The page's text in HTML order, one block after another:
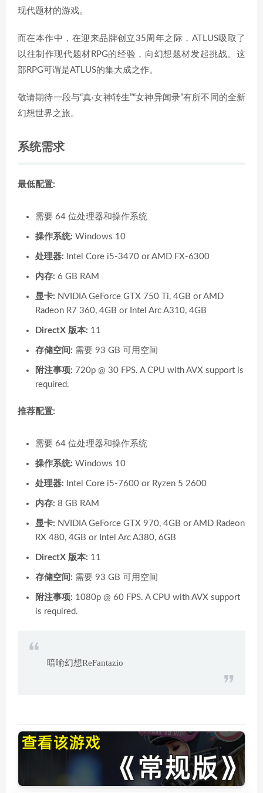
现代题材的游戏。
而在本作中，在迎来品牌创立35周年之际，ATLUS吸取了
以往制作现代题材RPG的经验，向幻想题材发起挑战。这
部RPG可谓是ATLUS的集大成之作。
敬请期待一段与“真·女神转生”“女神异闻录”有所不同的全新
幻想世界之旅。
系统需求
最低配置:
需要 64 位处理器和操作系统
操作系统: Windows 10
处理器: Intel Core i5-3470 or AMD FX-6300
内存: 6 GB RAM
显卡: NVIDIA GeForce GTX 750 Ti, 4GB or AMD
Radeon R7 360, 4GB or Intel Arc A310, 4GB
DirectX 版本: 11
存储空间: 需要 93 GB 可用空间
附注事项: 720p @ 30 FPS. A CPU with AVX support is
required.
推荐配置:
需要 64 位处理器和操作系统
操作系统: Windows 10
处理器: Intel Core i5-7600 or Ryzen 5 2600
内存: 8 GB RAM
显卡: NVIDIA GeForce GTX 970, 4GB or AMD Radeon
RX 480, 4GB or Intel Arc A380, 6GB
DirectX 版本: 11
存储空间: 需要 93 GB 可用空间
附注事项: 1080p @ 60 FPS. A CPU with AVX support
is required.
暗喻幻想ReFantazio